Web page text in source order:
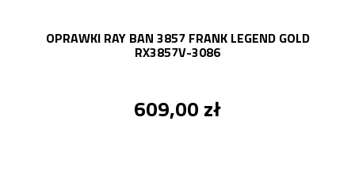
OPRAWKI RAY BAN 3857 FRANK LEGEND GOLD
RX3857V-3086
609,00 zł